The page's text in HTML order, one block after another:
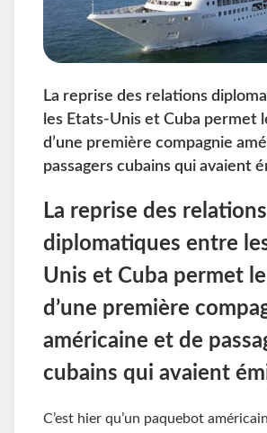
La reprise des relations
les Etats-Unis et Cuba permet
d’une première compagnie
passagers cubains qui avaient
La reprise des relations
diplomatiques entre
Unis et Cuba permet
d’une première
américaine et de
cubains qui avaient
C’est hier qu’un paquebot